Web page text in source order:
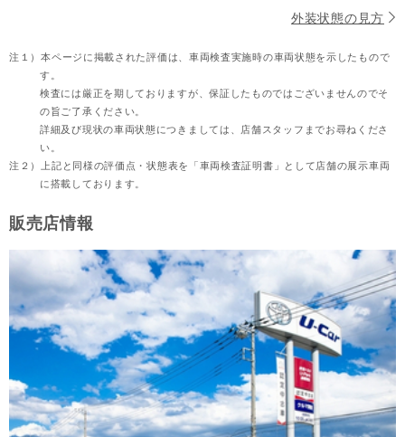
外装状態の見方
注１）本ページに掲載された評価は、車両検査実施時の車両状態を示したもので
す。
検査には厳正を期しておりますが、保証したものではございませんのでそ
の旨ご了承ください。
詳細及び現状の車両状態につきましては、店舗スタッフまでお尋ねくださ
い。
注２）
上記と同様の評価点・状態表を「車両検査証明書」として店舗の展示車両
に搭載しております。
販売店情報